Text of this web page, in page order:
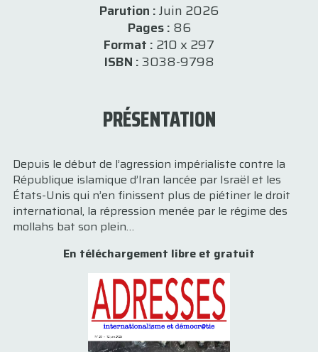
Parution :Juin 2026
Pages : 86
Format : 210 x 297
ISBN :3038-9798
PRÉSENTATION
Depuis le début de l’agression impérialiste contre la
République islamique d’Iran lancée par Israël et les
États-Unis qui n’en finissent plus de piétiner le droit
international, la répression menée par le régime des
mollahs bat son plein…
En téléchargement libre et gratuit